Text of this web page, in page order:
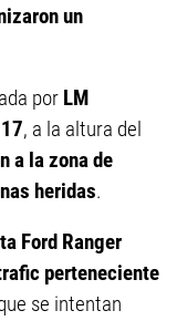
un
por LM
, a la altura del
a la zona de
heridas.
Ford Ranger
perteneciente
se intentan